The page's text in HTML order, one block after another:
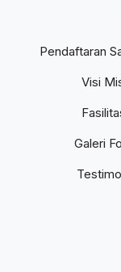
Pendaftaran
Visi
Galeri